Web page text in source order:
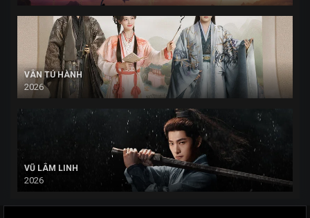
VÂN TÚ HÀNH
2026
VŨ LÂM LINH
2026